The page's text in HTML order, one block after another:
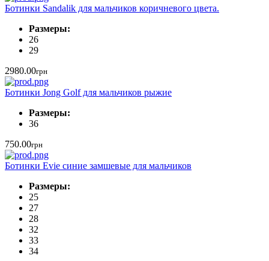
Ботинки Sandalik для мальчиков коричневого цвета.
Размеры:
26
29
2980.00грн
Ботинки Jong Golf для мальчиков рыжие
Размеры:
36
750.00грн
Ботинки Evie синие замшевые для мальчиков
Размеры:
25
27
28
32
33
34